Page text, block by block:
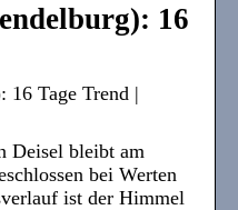
16
16 Tage Trend |
Deisel bleibt am
bei Werten
ist der Himmel